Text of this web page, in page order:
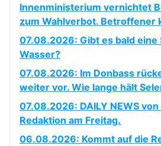
Innenministerium vernichtet
zum Wahlverbot. Betroffener
07.08.2026: Gibt es bald eine
Wasser?
07.08.2026: Im Donbass
weiter vor. Wie lange hält
07.08.2026: DAILY NEWS von
Redaktion am Freitag.
06.08.2026: Kommt auf die